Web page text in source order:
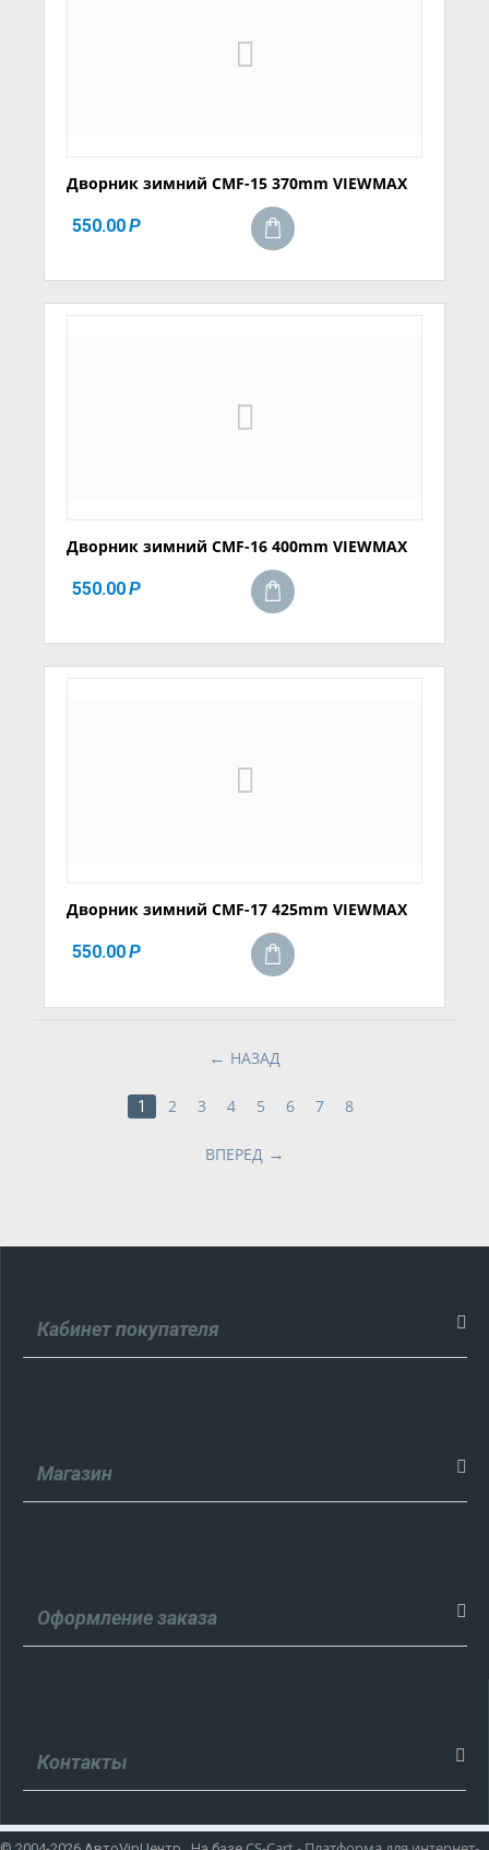
Дворник зимний CMF-15 370mm VIEWMAX
550.00Р
Дворник зимний CMF-16 400mm VIEWMAX
550.00Р
Дворник зимний CMF-17 425mm VIEWMAX
550.00Р
НАЗАД
1 2 3 4 5 6 7 8
ВПЕРЕД
Кабинет покупателя
Магазин
Оформление заказа
Контакты